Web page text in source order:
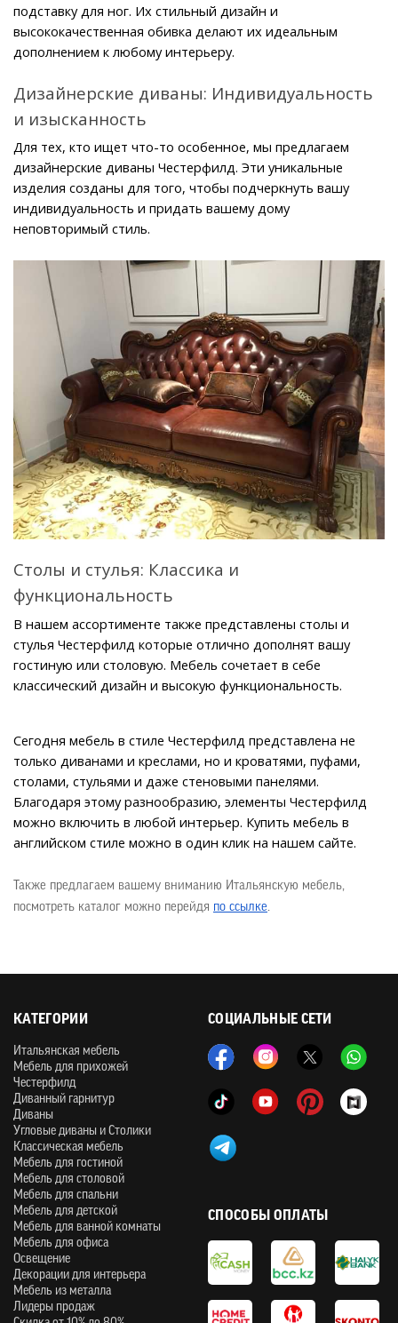
подставку для ног. Их стильный дизайн и
высококачественная обивка делают их идеальным
дополнением к любому интерьеру.
Дизайнерские диваны: Индивидуальность
и изысканность
Для тех, кто ищет что-то особенное, мы предлагаем
дизайнерские диваны Честерфилд. Эти уникальные
изделия созданы для того, чтобы подчеркнуть вашу
индивидуальность и придать вашему дому
неповторимый стиль.
Столы и стулья: Классика и
функциональность
В нашем ассортименте также представлены столы и
стулья Честерфилд которые отлично дополнят вашу
гостиную или столовую. Мебель сочетает в себе
классический дизайн и высокую функциональность.
Сегодня мебель в стиле Честерфилд представлена не
только диванами и креслами, но и кроватями, пуфами,
столами, стульями и даже стеновыми панелями.
Благодаря этому разнообразию, элементы Честерфилд
можно включить в любой интерьер. Купить мебель в
английском стиле можно в один клик на нашем сайте.
Также предлагаем вашему вниманию Итальянскую мебель,
посмотреть каталог можно перейдя по ссылке.
СОЦИАЛЬНЫЕ СЕТИ
КАТЕГОРИИ
Итальянская мебель
Мебель для прихожей
Честерфилд
Диванный гарнитур
Диваны
Угловые диваны и Столики
Классическая мебель
Мебель для гостиной
Мебель для столовой
Мебель для спальни
Мебель для детской
Мебель для ванной комнаты
Мебель для офиса
Освещение
Декорации для интерьера
Мебель из металла
Лидеры продаж
СПОСОБЫ ОПЛАТЫ